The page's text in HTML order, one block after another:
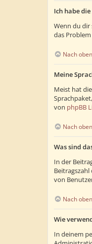
Ich habe
Wenn du dir
das
Nach oben
Meine
Meist hat
von phpBB
Nach oben
Was sind
In der
von
Nach oben
Wie
In deinem